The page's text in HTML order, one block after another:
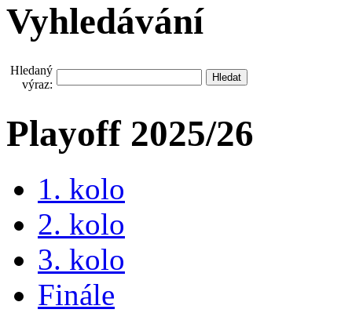
Vyhledávání
Hledaný
výraz:
Playoff 2025/26
1. kolo
2. kolo
3. kolo
Finále